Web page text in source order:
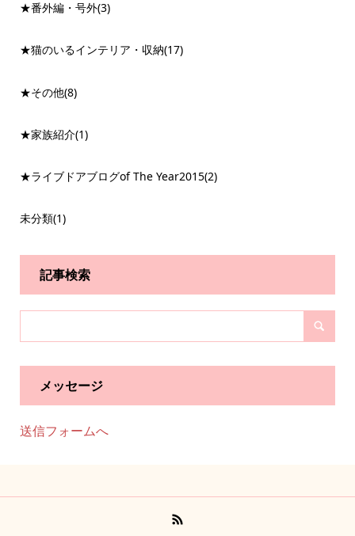
★番外編・号外(3)
★猫のいるインテリア・収納(17)
★その他(8)
★家族紹介(1)
★ライブドアブログof The Year2015(2)
未分類(1)
記事検索
メッセージ
送信フォームへ